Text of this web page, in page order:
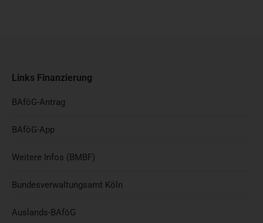
Links Finanzierung
BAföG-Antrag
BAföG-App
Weitere Infos (BMBF)
Bundesverwaltungsamt Köln
Auslands-BAföG